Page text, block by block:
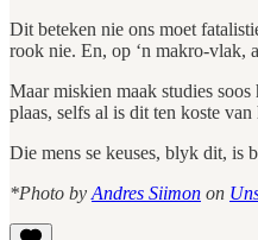
Dit beteken nie ons moet
rook nie. En, op ‘n makro-vlak,
Maar miskien maak studies
plaas, selfs al is dit ten koste van
Die mens se keuses, blyk dit, is
*Photo by Andres Siimon on